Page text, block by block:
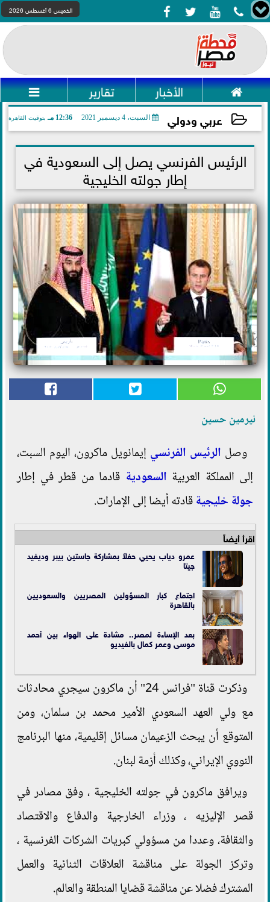
    الخميس 6 أغسطس 2026
 الأخبار تقارير 
عربي ودولي السبت، 4 ديسمبر 2021 12:36 مـ بتوقيت القاهرة
2021-12-04 12:36:26
الرئيس الفرنسي يصل إلى السعودية في
إطار جولته الخليجية
نيرمين حسين
وصل الرئيس الفرنسي إيمانويل ماكرون، اليوم السبت،
إلى المملكة العربية السعودية قادما من قطر في إطار
جولة خليجيةقادته أيضا إلى الإمارات.
اقرأ أيضاً
عمرو دياب يحيي حفلاً بمشاركة جاستين بيبر وديفيد
جيتا
اجتماع كبار المسؤولين المصريين والسعوديين
بالقاهرة
بعد الإساءة لمصر.. مشادة على الهواء بين أحمد
موسى وعمر كمال بالفيديو
وذكرت قناة "فرانس 24" أن ماكرون سيجري محادثات
مع ولي العهد السعودي الأمير محمد بن سلمان، ومن
المتوقع أن يبحث الزعيمان مسائل إقليمية، منها البرنامج
النووي الإيراني، وكذلك أزمة لبنان.
ويرافق ماكرون في جولته الخليجية ، وفق مصادر في
قصر الإليزيه ، وزراء الخارجية والدفاع والاقتصاد
والثقافة، وعددا من مسؤولي كبريات الشركات الفرنسية ،
وتركز الجولة على مناقشة العلاقات الثنائية والعمل
المشترك فضلا عن مناقشة قضايا المنطقة والعالم.